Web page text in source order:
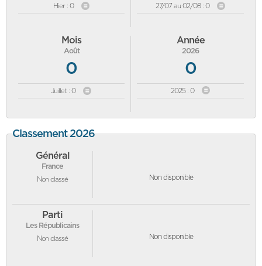
Hier : 0 27/07 au 02/08 : 0
Mois
Août
0
Juillet : 0
Année
2026
0
2025 : 0
Classement 2026
Général
France
Non classé Non disponible
Parti
Les Républicains
Non classé Non disponible